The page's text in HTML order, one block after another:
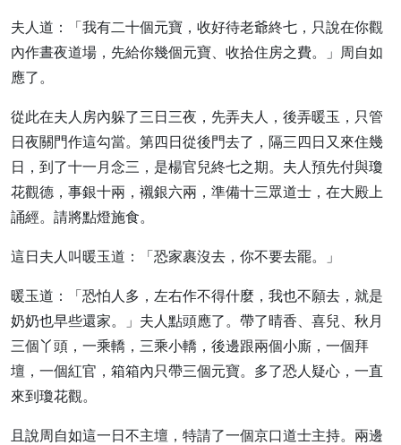
夫人道：「我有二十個元寶，收好待老爺終七，只說在你觀
內作晝夜道場，先給你幾個元寶、收拾住房之費。」周自如
應了。
從此在夫人房內躲了三日三夜，先弄夫人，後弄暖玉，只管
日夜關門作這勾當。第四日從後門去了，隔三四日又來住幾
日，到了十一月念三，是楊官兒終七之期。夫人預先付與瓊
花觀德，事銀十兩，襯銀六兩，準備十三眾道士，在大殿上
誦經。請將點燈施食。
這日夫人叫暖玉道：「恐家裹沒去，你不要去罷。」
暖玉道：「恐怕人多，左右作不得什麼，我也不願去，就是
奶奶也早些還家。」夫人點頭應了。帶了晴香、喜兒、秋月
三個丫頭，一乘轎，三乘小轎，後邊跟兩個小廝，一個拜
壇，一個紅官，箱箱內只帶三個元寶。多了恐人疑心，一直
來到瓊花觀。
且說周自如這一日不主壇，特請了一個京口道士主持。兩邊